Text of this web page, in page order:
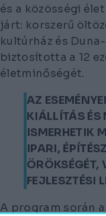
és a közösségi
járt: korszerű
kultúrház és
biztosította a 12
életminőségét.
AZ
KIÁLLÍTÁS
ISMERHETIK
IPARI,
FEJLESZTÉSI
A program során